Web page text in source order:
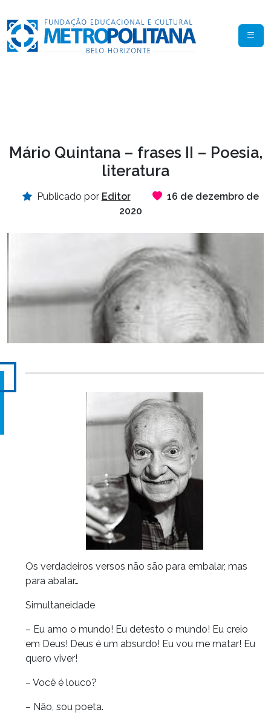
Mário Quintana – frases II – Poesia,
literatura
Publicado por Editor
16 de dezembro de
2020
Os verdadeiros versos não são para embalar, mas
para abalar…
Simultaneidade
– Eu amo o mundo! Eu detesto o mundo! Eu creio
em Deus! Deus é um absurdo! Eu vou me matar! Eu
quero viver!
– Você é louco?
– Não, sou poeta.